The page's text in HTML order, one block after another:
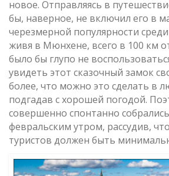
новое. Отправляясь в
бы, наверное, не включил его в
черезмерной популярности
живя в Мюнхене, всего в 100 км
было бы глупо не
увидеть этот сказочный замок
более, что можно это сделать в
подгадав с хорошей погодой.
совершенно спонтанно
февральским утром, рассудив,
туристов должен быть